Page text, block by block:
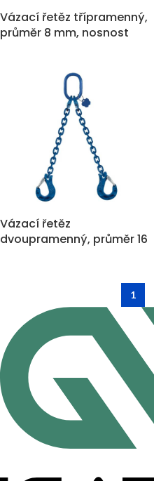
Vázací řetěz třípramenný,
průměr 8 mm, nosnost
Vázací řetěz
dvoupramenný, průměr 16
1